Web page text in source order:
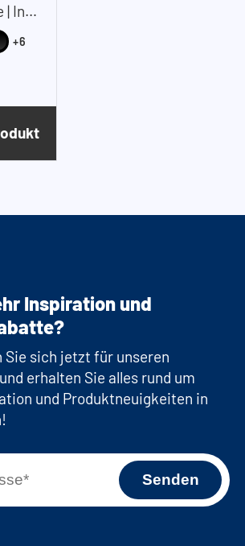
Inkl.
|
+6
Inspiration und
Sie sich jetzt für unseren
erhalten Sie alles rund um
und Produktneuigkeiten in